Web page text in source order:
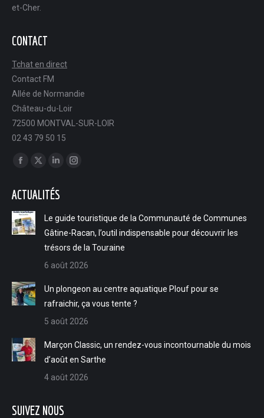
et-Cher.
CONTACT
Tchat en direct
Contact FM
Allée de Normandie
Château-du-Loir
72500 MONTVAL-SUR-LOIR
02 43 79 50 15
Trouvez nous sur :
Facebook
opens
in
new
window
X
opens
new
window
LinkedIn
opens
new
window
Instagram
in
new
window
ACTUALITÉS
Le guide touristique de la Communauté de Communes
Gâtine-Racan, l’outil indispensable pour découvrir les
trésors de la Touraine
6 août 2026
Un plongeon au centre aquatique Plouf pour se
rafraichir, ça vous tente ?
5 août 2026
Marçon Classic, un rendez-vous incontournable du mois
d’août en Sarthe
4 août 2026
SUIVEZ NOUS